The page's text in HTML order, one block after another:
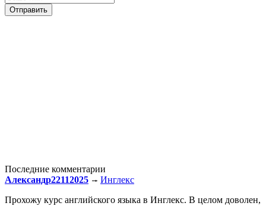
Последние комментарии
Александр22112025
Инглекс
Прохожу курс английского языка в Инглекс. В целом доволен,